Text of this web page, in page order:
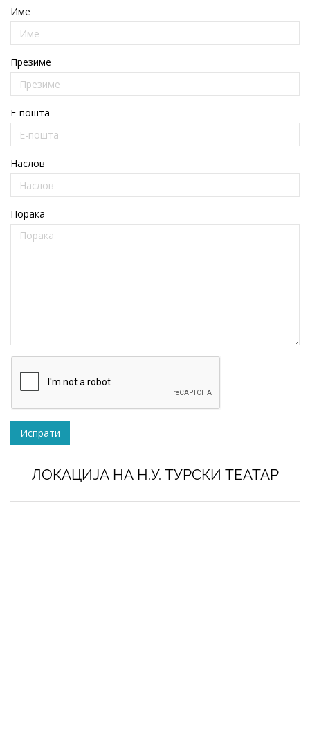
Име
Презиме
E-пошта
Наслов
Порака
ЛОКАЦИЈА НА Н.У. ТУРСКИ ТЕАТАР